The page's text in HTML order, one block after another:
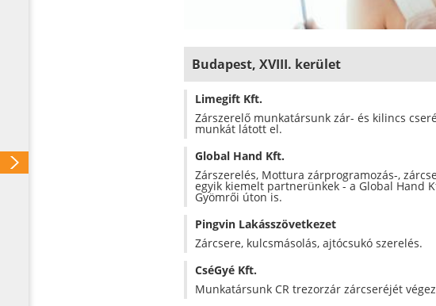
Budapest, XVIII. kerület
Limegift Kft.
Zárszerelő munkatársunk zár- és kilincs
munkát látott el.
Global Hand Kft.
Zárszerelés, Mottura zárprogramozás-,
egyik kiemelt partnerünkek - a Global Hand
Gyömrői úton is.
Pingvin Lakásszövetkezet
Zárcsere, kulcsmásolás, ajtócsukó szerelés.
CséGyé Kft.
Munkatársunk CR trezorzár zárcseréjét